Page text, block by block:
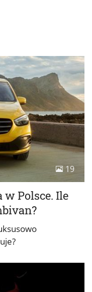
w Polsce. Ile
19